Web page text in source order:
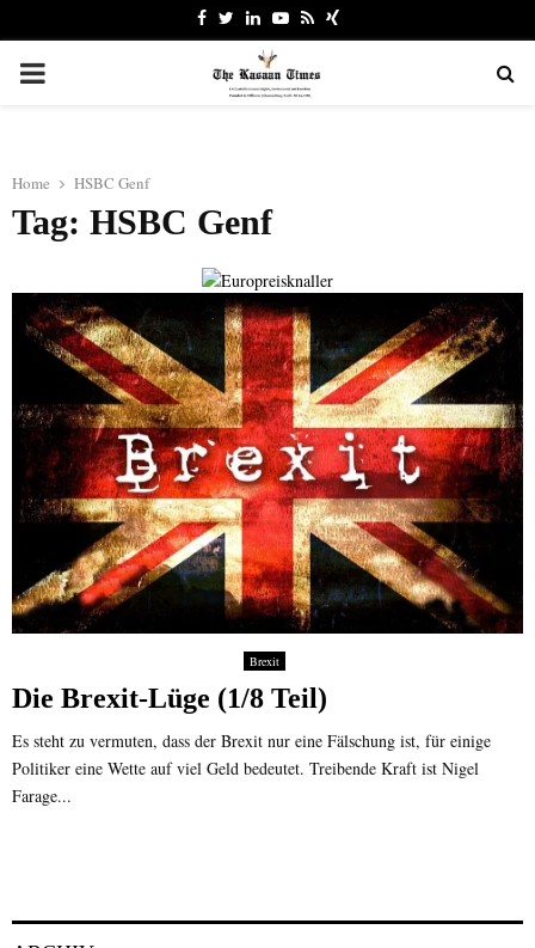
Facebook
TwitterLinkedinYoutube
RssXing
PRIMARY
Home HSBC Genf
Tag: HSBC Genf
Brexit
Die Brexit-Lüge (1/8 Teil)
Es steht zu vermuten, dass der Brexit nur eine Fälschung ist, für einige
Politiker eine Wette auf viel Geld bedeutet. Treibende Kraft ist Nigel
Farage...